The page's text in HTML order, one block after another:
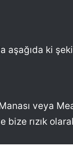
aşağıda ki
veya
bize rızık